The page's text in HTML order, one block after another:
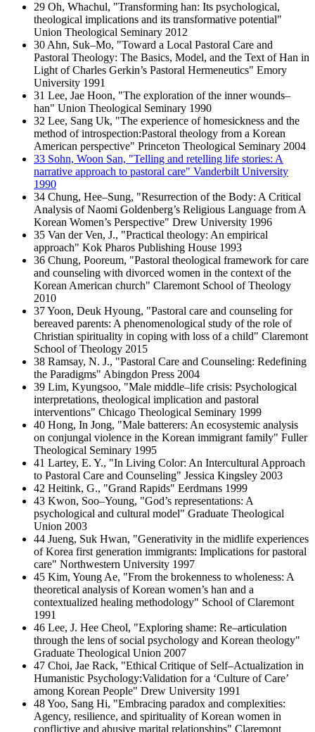
29 Oh, Whachul, "Transforming han: Its psychological,
theological implications and its transformative potential"
Union Theological Seminary 2012
30 Ahn, Suk–Mo, "Toward a Local Pastoral Care and
Pastoral Theology: The Basics, Model, and the Text of Han in
Light of Charles Gerkin’s Pastoral Hermeneutics" Emory
University 1991
31 Lee, Jae Hoon, "The exploration of the inner wounds–
han" Union Theological Seminary 1990
32 Lee, Sang Uk, "The experience of homesickness and the
method of introspection:Pastoral theology from a Korean
American perspective" Princeton Theological Seminary 2004
33 Sohn, Woon San, "Telling and retelling life stories: A
narrative approach to pastoral care" Vanderbilt University
1990
34 Chung, Hee–Sung, "Resurrection of the Body: A Critical
Analysis of Naomi Goldenberg’s Religious Language from A
Korean Women’s Perspective" Drew University 1996
35 Van der Ven, J., "Practical theology: An empirical
approach" Kok Pharos Publishing House 1993
36 Chung, Pooreum, "Pastoral theological framework for care
and counseling with divorced women in the context of the
Korean American church" Claremont School of Theology
2010
37 Yoon, Deuk Hyoung, "Pastoral care and counseling for
bereaved parents: A phenomenological study of the role of
Christian spirituality in coping with loss of a child" Claremont
School of Theology 2015
38 Ramsay, N. J., "Pastoral Care and Counseling: Redefining
the Paradigms" Abingdon Press 2004
39 Lim, Kyungsoo, "Male middle–life crisis: Psychological
interpretations, theological implication and pastoral
interventions" Chicago Theological Seminary 1999
40 Hong, In Jong, "Male batterers: An ecosystemic analysis
on conjungal violence in the Korean immigrant family" Fuller
Theological Seminary 1995
41 Lartey, E. Y., "In Living Color: An Intercultural Approach
to Pastoral Care and Counseling" Jessica Kingsley 2003
42 Heitink, G., "Grand Rapids" Eerdmans 1999
43 Kwon, Soo–Young, "God’s representations: A
psychological and cultural model" Graduate Theological
Union 2003
44 Jueng, Suk Hwan, "Generativity in the midlife experiences
of Korea first generation immigrants: Implications for pastoral
care" Northwestern University 1997
45 Kim, Young Ae, "From the brokenness to wholeness: A
theoretical analysis of Korean women’s han and a
contextualized healing methodology" School of Claremont
1991
46 Lee, J. Hee Cheol, "Exploring shame: Re–articulation
through the lens of social psychology and Korean theology"
Graduate Theological Union 2007
47 Choi, Jae Rack, "Ethical Critique of Self–Actualization in
Humanistic Psychology:Validation for a ‘Culture of Care’
among Korean People" Drew University 1991
48 Yoo, Sang Hi, "Embracing paradox and complexities:
Agency, resilience, and spirituality of Korean women in
conflictive and abusive marital relationships" Claremont